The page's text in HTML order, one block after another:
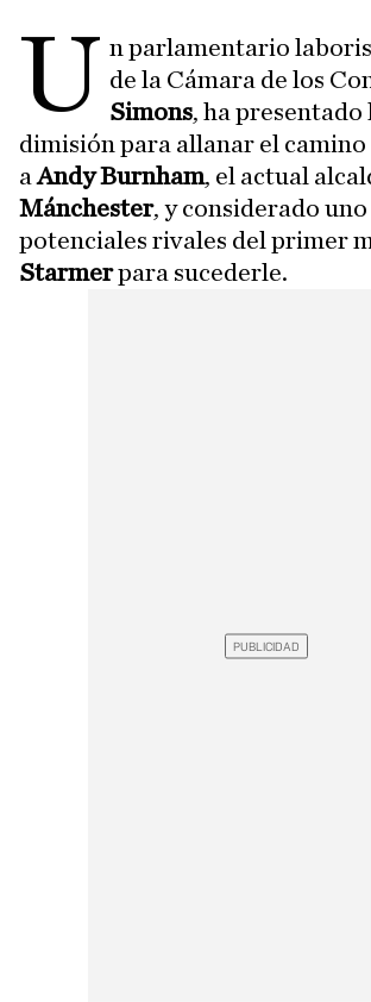
U n parlamentario
de la Cámara de los
Simons, ha presentado
dimisión para allanar el
aAndy Burnham, el actual
Mánchester, y considerado uno
potenciales rivales del primer
Starmerpara sucederle.